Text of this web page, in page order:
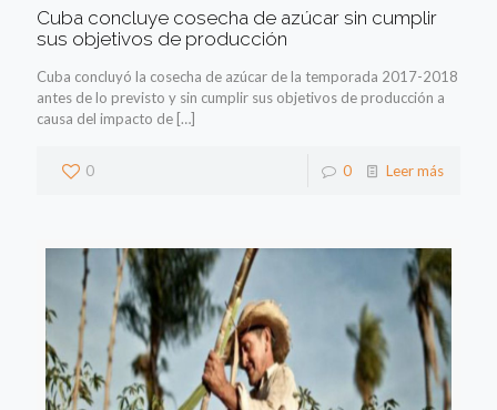
Cuba concluye cosecha de azúcar sin cumplir
sus objetivos de producción
Cuba concluyó la cosecha de azúcar de la temporada 2017-2018
antes de lo previsto y sin cumplir sus objetivos de producción a
causa del impacto de […]
0 0 Leer más